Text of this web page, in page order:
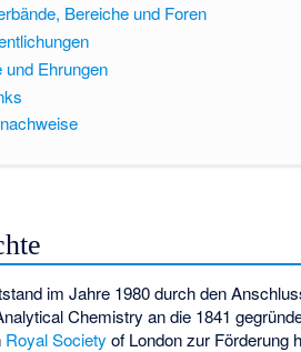
Bereiche und Foren
und Ehrungen
im Jahre 1980 durch den
Chemistry an die 1841
Royal Society of London zur Förderung